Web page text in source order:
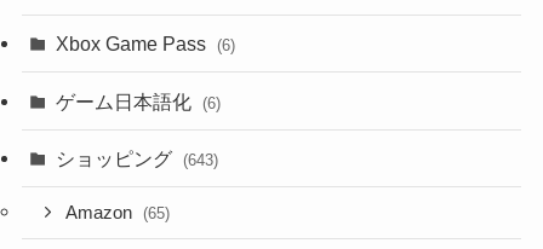
Xbox Game Pass (6)
ゲーム日本語化 (6)
ショッピング (643)
Amazon (65)